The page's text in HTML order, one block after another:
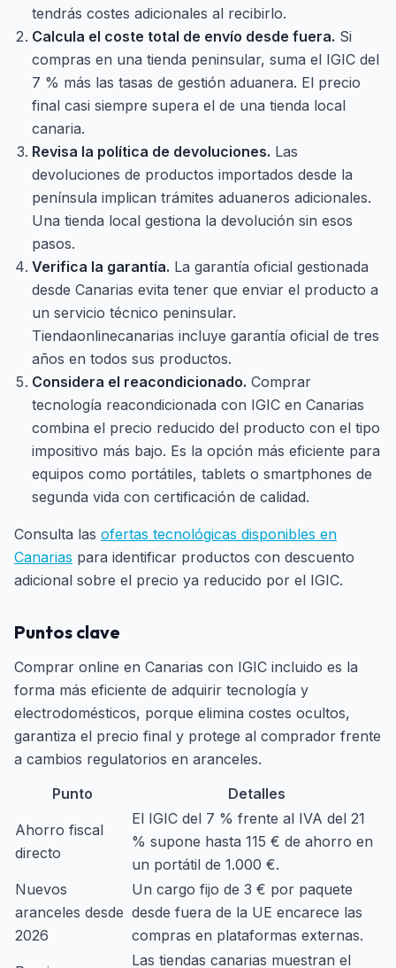
tendrás costes adicionales al recibirlo.
Calcula el coste total de envío desde fuera. Si
compras en una tienda peninsular, suma el IGIC del
7 % más las tasas de gestión aduanera. El precio
final casi siempre supera el de una tienda local
canaria.
Revisa la política de devoluciones. Las
devoluciones de productos importados desde la
península implican trámites aduaneros adicionales.
Una tienda local gestiona la devolución sin esos
pasos.
Verifica la garantía. La garantía oficial gestionada
desde Canarias evita tener que enviar el producto a
un servicio técnico peninsular.
Tiendaonlinecanarias incluye garantía oficial de tres
años en todos sus productos.
Considera el reacondicionado. Comprar
tecnología reacondicionada con IGIC en Canarias
combina el precio reducido del producto con el tipo
impositivo más bajo. Es la opción más eficiente para
equipos como portátiles, tablets o smartphones de
segunda vida con certificación de calidad.
Consulta las ofertas tecnológicas disponibles en
Canarias para identificar productos con descuento
adicional sobre el precio ya reducido por el IGIC.
Puntos clave
Comprar online en Canarias con IGIC incluido es la
forma más eficiente de adquirir tecnología y
electrodomésticos, porque elimina costes ocultos,
garantiza el precio final y protege al comprador frente
a cambios regulatorios en aranceles.
Punto
Detalles
Ahorro fiscal
directo
El IGIC del 7 % frente al IVA del 21
% supone hasta 115 € de ahorro en
un portátil de 1.000 €.
Nuevos
aranceles desde
2026
Un cargo fijo de 3 € por paquete
desde fuera de la UE encarece las
compras en plataformas externas.
Las tiendas canarias muestran el